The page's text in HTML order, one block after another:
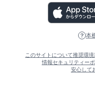
本
このサイトについて推奨環境
情報セキュリティー
安心して